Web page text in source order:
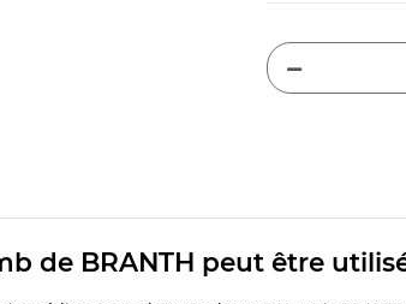
de BRANTH peut être